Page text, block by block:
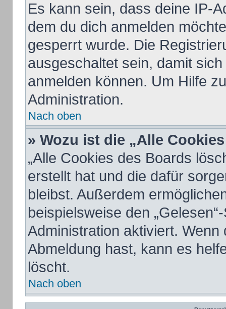
Es kann sein, dass deine IP-
dem du dich anmelden
gesperrt wurde. Die
ausgeschaltet sein, damit
anmelden können. Um Hilfe
Administration.
Nach oben
» Wozu ist die „Alle
„Alle Cookies des Boards
erstellt hat und die dafür
bleibst. Außerdem
beispielsweise den
Administration aktiviert.
Abmeldung hast, kann es
löscht.
Nach oben